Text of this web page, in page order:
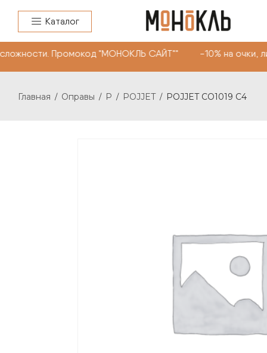
Каталог
Промокод "МОНОКЛЬ САЙТ"" -10% на
Главная / Оправы / P / POJJET / POJJET CO1019 C4